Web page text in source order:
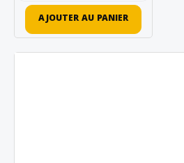
AJOUTER AU PANIER